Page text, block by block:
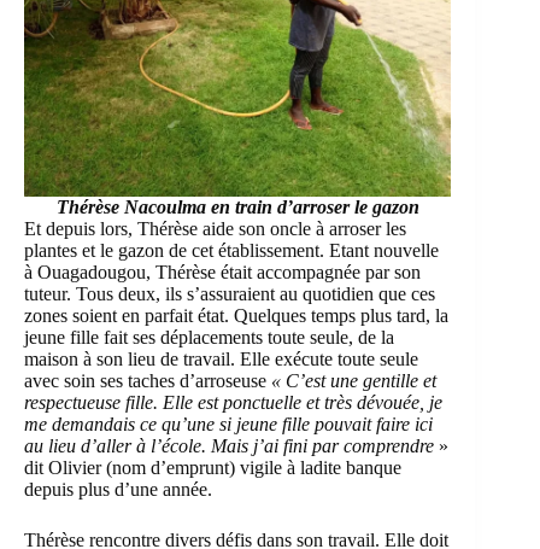
Thérèse Nacoulmaen train d’arroser legazon
Et depuis lors, Thérèse aide son oncle à arroser les
plantes et le gazon de cet établissement. Etant nouvelle
à Ouagadougou, Thérèse était accompagnée par son
tuteur. Tous deux, ils s’assuraient au quotidien que ces
zones soient en parfait état. Quelques temps plus tard, la
jeune fille fait ses déplacements toute seule, de la
maison à son lieu de travail. Elle exécute toute seule
avec soin ses taches d’arroseuse « C’est une gentille et
respectueuse fille. Elle est ponctuelle et très dévouée, je
me demandais ce qu’une si jeune fille pouvait faire ici
au lieu d’aller à l’école. Mais j’ai fini par comprendre »
dit Olivier (nom d’emprunt) vigile à ladite banque
depuis plus d’une année.
Thérèse rencontre divers défis dans son travail. Elle doit